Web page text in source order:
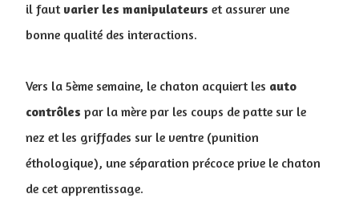
il faut varier les manipulateurs et assurer une
bonne qualité des interactions.
Vers la 5ème semaine, le chaton acquiert les auto
contrôles par la mère par les coups de patte sur le
nez et les griffades sur le ventre (punition
éthologique), une séparation précoce prive le chaton
de cet apprentissage.